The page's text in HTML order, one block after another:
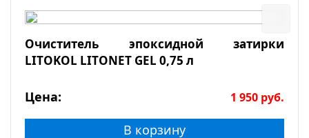
Очиститель эпоксидной затирки
LITOKOL LITONET GEL 0,75 л
Цена: 1 950 руб.
В корзину